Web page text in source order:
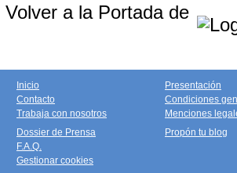
Volver a la Portada de
Inicio
Contacto
Trabaja con nosotros
Presentación
Condiciones
Menciones
Dossier de Prensa
F.A.Q.
Gestionar cookies
Propón tu blog